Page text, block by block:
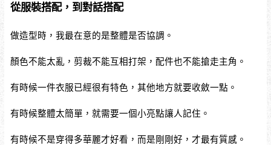
從服裝搭配，到對話搭配
做造型時，我最在意的是整體是否協調。
顏色不能太亂，剪裁不能互相打架，配件也不能搶走主角。
有時候一件衣服已經很有特色，其他地方就要收斂一點。
有時候整體太簡單，就需要一個小亮點讓人記住。
有時候不是穿得多華麗才好看，而是剛剛好，才最有質感。